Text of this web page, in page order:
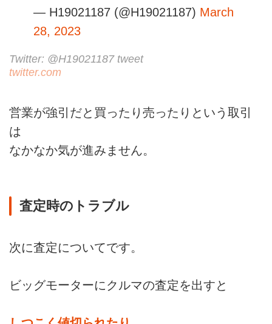
— H19021187 (@H19021187) March
28, 2023
Twitter: @H19021187 tweet
twitter.com
営業が強引だと買ったり売ったりという取引
は
なかなか気が進みません。
査定時のトラブル
次に査定についてです。
ビッグモーターにクルマの査定を出すと